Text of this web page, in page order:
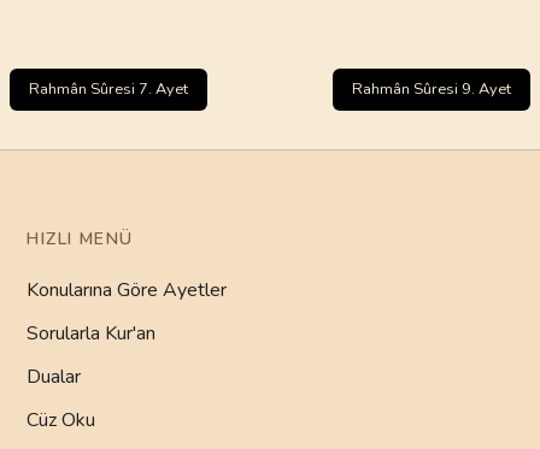
Rahmân Sûresi 7. Ayet Rahmân Sûresi 9. Ayet
HIZLI MENÜ
Konularına Göre Ayetler
Sorularla Kur'an
Dualar
Cüz Oku